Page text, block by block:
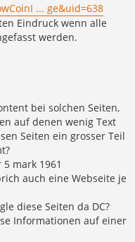
... ge&uid=638
Eindruck wenn alle
werden.
bei solchen Seiten,
auf denen wenig Text
Seiten ein grosser Teil
mark 1961
auch eine Webseite je
diese Seiten da DC?
Informationen auf einer